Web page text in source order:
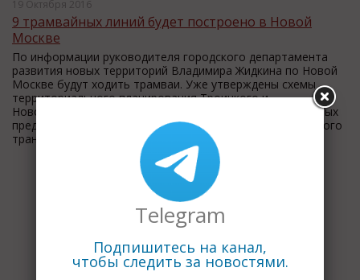
19 Октября 2016
9 трамвайных линий будет построено в Новой
Москве
По информации руководителя городского департамента
развития новых территорий Владимира Жидкина по Новой
Москве будут ходить трамваи. Уже утверждены схемы
территориального планирования Троицкого и
Новомосковского административных округов , на которых
предусмотрено строительство 9 линий легкого рельсового
транспорта на присоединенных территориях.
Telegram
Подпишитесь на канал,
чтобы следить за новостями.